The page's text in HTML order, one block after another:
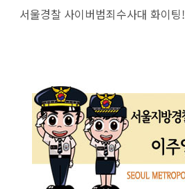
서울경찰 사이버범죄수사대 화이팅!